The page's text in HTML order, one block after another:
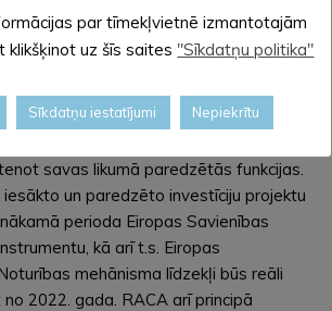
ienākuma nodokļa (IIN)
daļas samazināšana no 80% uz 75%
papildus izdevumu, kas saistīti ar
pirmsskolas pedagogu algu,
un mājokļa pabalsta celšanu un
2021. gadā var
savas likumā paredzētās funkcijas.
un paredzēto investīciju projektu
perioda Eiropas Savienības
kā arī t.s. Eiropas
mehānisma līdzekļi būs reāli
2022. gada. RACA arī principā
par tīmekļvietnē izmantotajām
klikšķinot uz šīs saites "Sīkdatņu politika"
Sīkdatņu iestatījumi Nepiekrītu